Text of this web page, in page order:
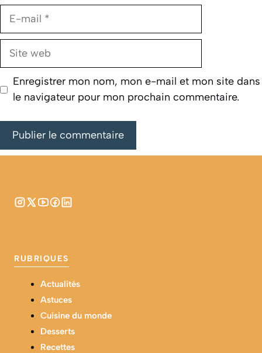
E-
Site
Enregistrer mon nom, mon e-mail et mon site dans
le navigateur pour mon prochain commentaire.
RUBRIQUES
Actualités
Astuces
Cuisine du monde
Desserts
Recettes